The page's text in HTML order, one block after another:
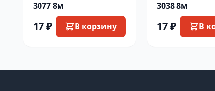
3077 8м
17 ₽ В корзину
3038 8м
17 ₽ В